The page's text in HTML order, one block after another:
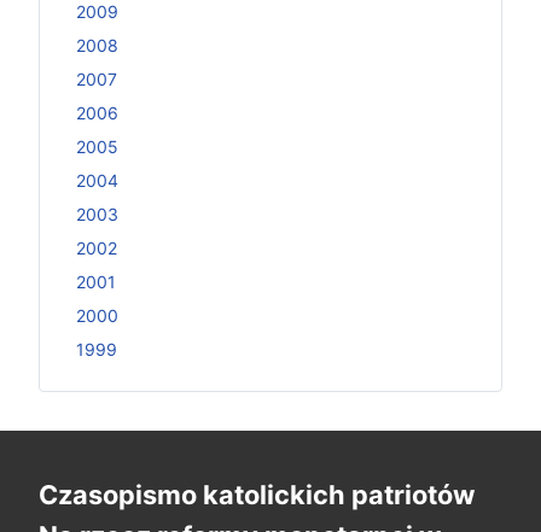
2009
2008
2007
2006
2005
2004
2003
2002
2001
2000
1999
Czasopismo katolickich patriotów